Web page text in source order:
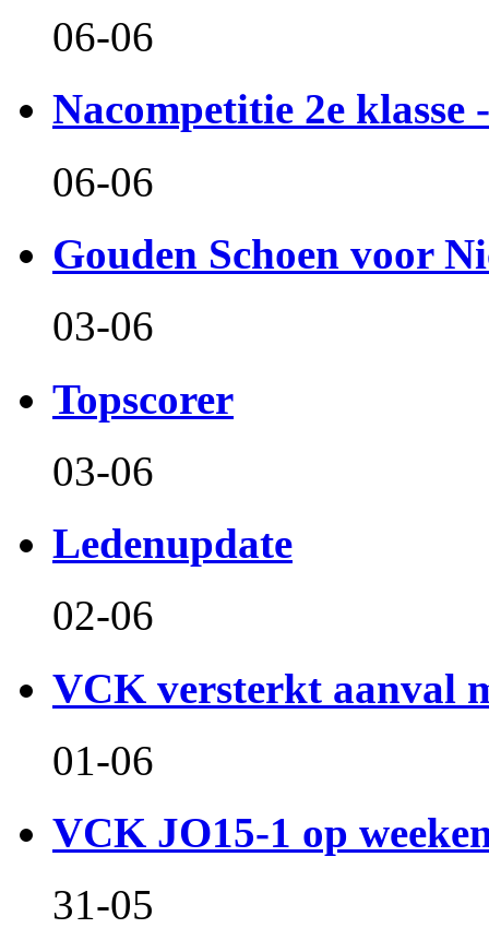
06-06
Nacompetitie 2e klasse
06-06
Gouden Schoen voor
03-06
Topscorer
03-06
Ledenupdate
02-06
VCK versterkt aanval
01-06
VCK JO15-1 op
31-05